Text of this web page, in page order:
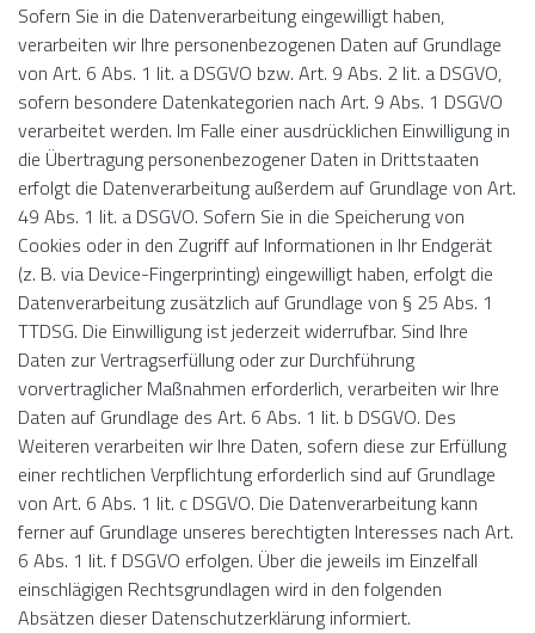
Sofern Sie in die Datenverarbeitung eingewilligt haben,
verarbeiten wir Ihre personenbezogenen Daten auf Grundlage
von Art. 6 Abs. 1 lit. a DSGVO bzw. Art. 9 Abs. 2 lit. a DSGVO,
sofern besondere Datenkategorien nach Art. 9 Abs. 1 DSGVO
verarbeitet werden. Im Falle einer ausdrücklichen Einwilligung in
die Übertragung personenbezogener Daten in Drittstaaten
erfolgt die Datenverarbeitung außerdem auf Grundlage von Art.
49 Abs. 1 lit. a DSGVO. Sofern Sie in die Speicherung von
Cookies oder in den Zugriff auf Informationen in Ihr Endgerät
(z. B. via Device-Fingerprinting) eingewilligt haben, erfolgt die
Datenverarbeitung zusätzlich auf Grundlage von § 25 Abs. 1
TTDSG. Die Einwilligung ist jederzeit widerrufbar. Sind Ihre
Daten zur Vertragserfüllung oder zur Durchführung
vorvertraglicher Maßnahmen erforderlich, verarbeiten wir Ihre
Daten auf Grundlage des Art. 6 Abs. 1 lit. b DSGVO. Des
Weiteren verarbeiten wir Ihre Daten, sofern diese zur Erfüllung
einer rechtlichen Verpflichtung erforderlich sind auf Grundlage
von Art. 6 Abs. 1 lit. c DSGVO. Die Datenverarbeitung kann
ferner auf Grundlage unseres berechtigten Interesses nach Art.
6 Abs. 1 lit. f DSGVO erfolgen. Über die jeweils im Einzelfall
einschlägigen Rechtsgrundlagen wird in den folgenden
Absätzen dieser Datenschutzerklärung informiert.